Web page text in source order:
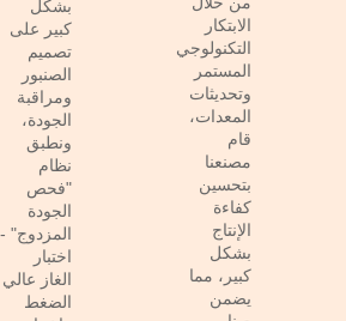
إرسال
استفسار
الابتكار
التكنولوجي
المستمر
وتحديثات
المعدات،
قام
مصنعنا
بتحسين
كفاءة
الإنتاج
بشكل
كبير، مما
يضمن
بشكل
كبير على
تصميم
الصنبور
ومراقبة
الجودة،
ونطبق
نظام
"فحص
الجودة
المزدوج" -
اختبار
الغاز عالي
الضغط